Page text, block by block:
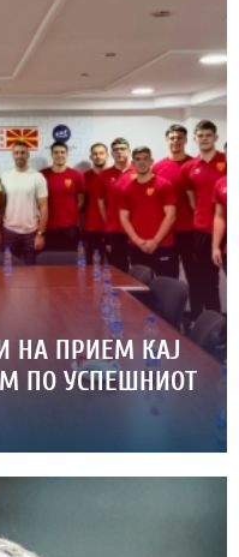
НА ПРИЕМ КАЈ
ПО УСПЕШНИОТ